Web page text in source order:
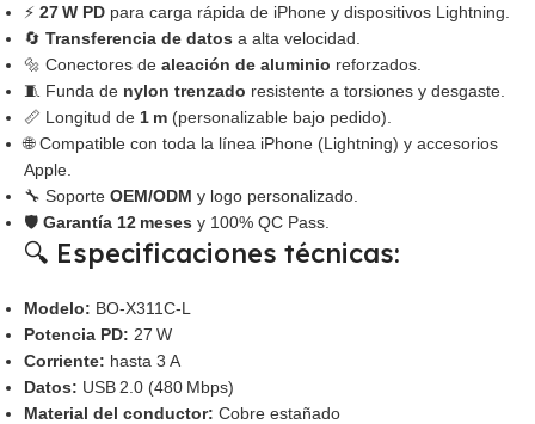
⚡ 27 W PD para carga rápida de iPhone y dispositivos Lightning.
🔄 Transferencia de datos a alta velocidad.
🔩 Conectores de aleación de aluminio reforzados.
🧵 Funda de nylon trenzado resistente a torsiones y desgaste.
📏 Longitud de 1 m (personalizable bajo pedido).
🌐 Compatible con toda la línea iPhone (Lightning) y accesorios
Apple.
🔧 Soporte OEM/ODM y logo personalizado.
🛡️ Garantía 12 meses y 100% QC Pass.
🔍 Especificaciones técnicas:
Modelo: BO‑X311C‑L
Potencia PD: 27 W
Corriente: hasta 3 A
Datos: USB 2.0 (480 Mbps)
Material del conductor: Cobre estañado